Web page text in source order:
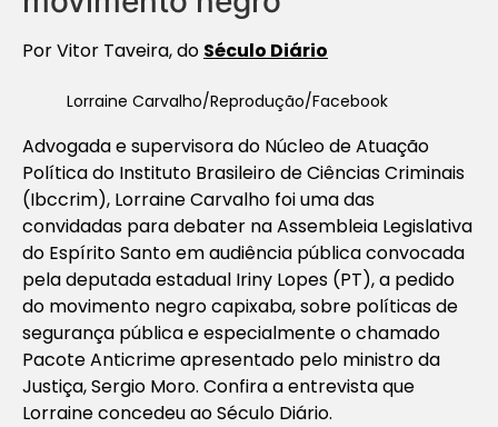
Por Vitor Taveira, do Século Diário
Lorraine Carvalho/Reprodução/Facebook
Advogada e supervisora do Núcleo de Atuação
Política do Instituto Brasileiro de Ciências Criminais
(Ibccrim), Lorraine Carvalho foi uma das
convidadas para debater na Assembleia Legislativa
do Espírito Santo em audiência pública convocada
pela deputada estadual Iriny Lopes (PT), a pedido
do movimento negro capixaba, sobre políticas de
segurança pública e especialmente o chamado
Pacote Anticrime apresentado pelo ministro da
Justiça, Sergio Moro. Confira a entrevista que
Lorraine concedeu ao Século Diário.